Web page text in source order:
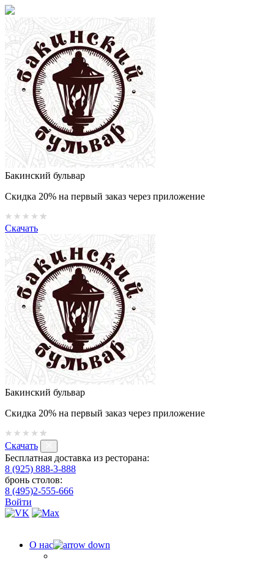
Бакинский бульвар
Скидка 20% на первый заказ через приложение
Скачать
Бакинский бульвар
Скидка 20% на первый заказ через приложение
Скачать
Бесплатная доставка из ресторана:
8 (925) 888-3-888
бронь столов:
8 (495)2-555-666
Войти
О нас